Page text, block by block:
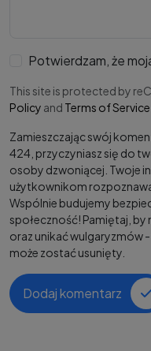
Potwierdzam, że
This site is protected by
Policy and Terms of Service
Zamieszczając swój
424, przyczyniasz się do
osoby dzwoniącej. Twoje
użytkownikom
Wspólnie budujemy
społeczność! Pamiętaj,
oraz unikać wulgaryzmów
może zostać usunięty.
Dodaj komentarz